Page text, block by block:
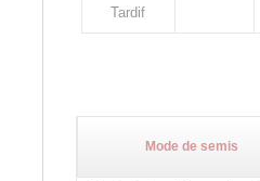
Tardif
Mode de semis